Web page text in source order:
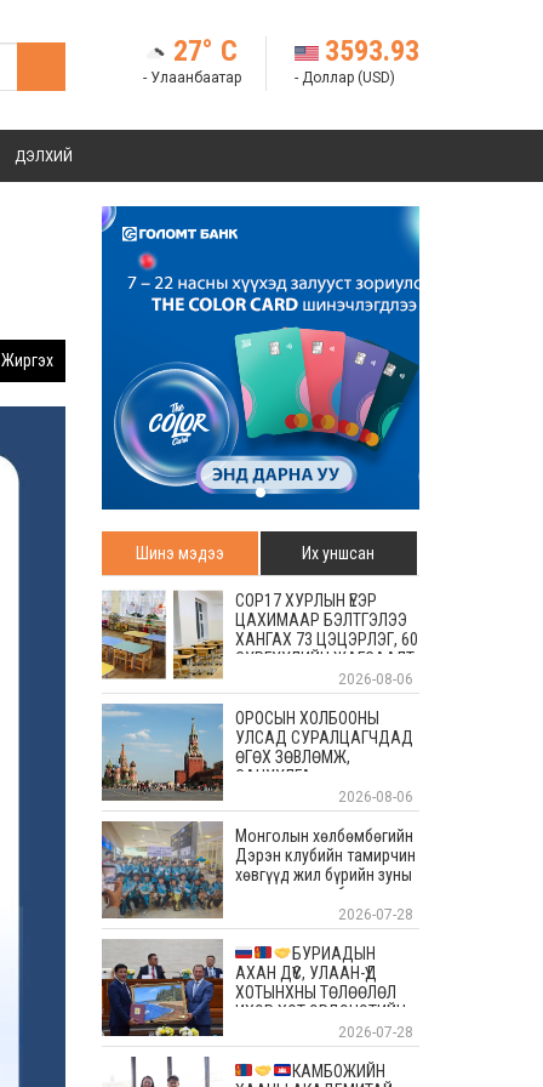
27° C
- Улаанбаатар
3593.93
- Доллар (USD)
ДЭЛХИЙ
Жиргэх
Шинэ мэдээ Их уншсан
COP17 ХУРЛЫН ҮЕЭР
ЦАХИМААР БЭЛТГЭЛЭЭ
ХАНГАХ 73 ЦЭЦЭРЛЭГ, 60
СУРГУУЛИЙН ЖАГСААЛТ
2026-08-06
ОРОСЫН ХОЛБООНЫ
УЛСАД СУРАЛЦАГЧДАД
ӨГӨХ ЗӨВЛӨМЖ,
САНУУЛГА
2026-08-06
Монголын хөлбөмбөгийн
Дэрэн клубийн тамирчин
хөвгүүд жил бүрийн зуны
энэ өдрүүдэд болдог
уламжлалт Скандиновын
орнуудын тэмцээндээ
оролцоод ирлээ
2026-07-28
БУРИАДЫН
АХАН ДҮҮС, УЛААН-ҮД
ХОТЫНХНЫ ТӨЛӨӨЛӨЛ
ИХЭР ХОТ ЭРДЭНЭТИЙН
АЛТАН ОЙД БАЯР
ХҮРГЭЛЭЭ
2026-07-28
КАМБОЖИЙН